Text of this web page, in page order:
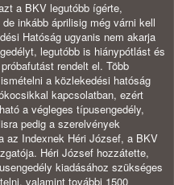
a BKV legutóbb ígérte,
inkább áprilisig még várni kell
Hatóság ugyanis nem akarja
legutóbb is hiánypótlást és
rendelt el. Több
a közlekedési hatóság
kapcsolatban, ezért
a végleges típusengedély,
pedig a szerelvények
az Indexnek Héri József, a BKV
Héri József hozzátette,
kiadásához szükséges
valamint további 1500